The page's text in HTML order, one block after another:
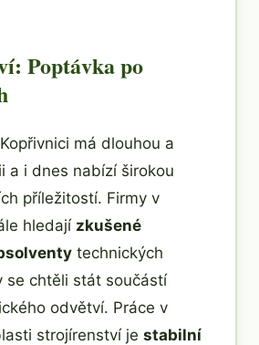
Poptávka po
má dlouhou a
a i dnes nabízí širokou
příležitostí. Firmy v
hledají zkušené
technických
se chtěli stát součástí
odvětví. Práce v
strojírenství je stabilní